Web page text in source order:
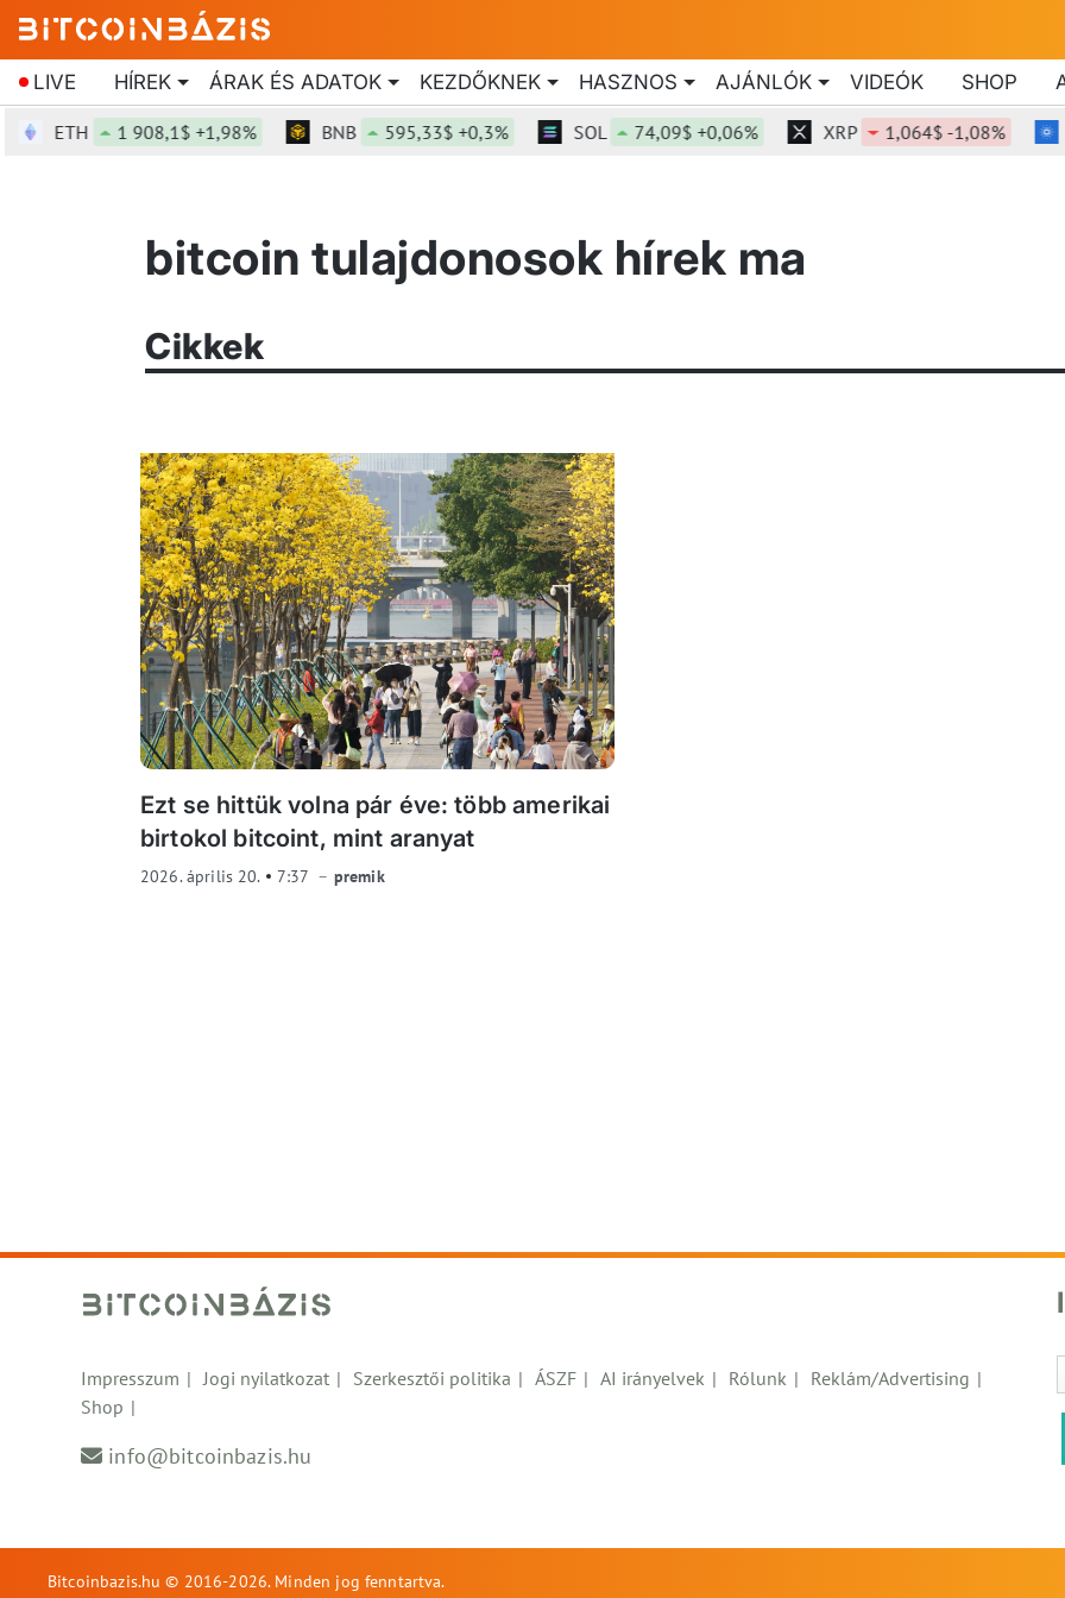
LIVE HÍREK ÁRAK ÉS ADATOK KEZDŐKNEK HASZNOS AJÁNLÓK VIDEÓK SHOP
ETH 1 908,1$ +1,98% BNB 595,33$ +0,3% SOL 74,09$ +0,06% XRP 1,064$ -1,08%
bitcoin tulajdonosok hírek ma
Cikkek
Ezt se hittük volna pár éve: több amerikai
birtokol bitcoint, mint aranyat
2026. április 20. 7:37 premik
Impresszum Jogi nyilatkozat Szerkesztői politika ÁSZF AI irányelvek Rólunk
Reklám/Advertising
Shop
info@bitcoinbazis.hu
Bitcoinbazis.hu © 2016-2026. Minden jog fenntartva.